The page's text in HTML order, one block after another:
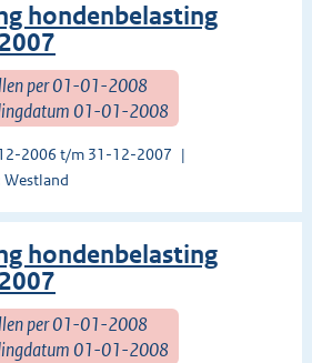
hondenbelasting
per 01-01-2008
01-01-2008
2006 t/m 31-12-2007
Westland
hondenbelasting
per 01-01-2008
01-01-2008